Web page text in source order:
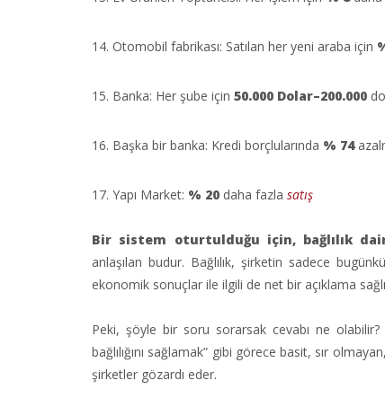
14. Otomobil fabrikası: Satılan her yeni araba için
15. Banka: Her şube için 50.000 Dolar–200.000
16. Başka bir banka: Kredi borçlularında % 74
17. Yapı Market: % 20 daha fazla satış
Bir sistem oturtulduğu için, bağlılık
anlaşılan budur. Bağlılık, şirketin sadece
ekonomik sonuçlar ile ilgili de net bir açıklama
Peki, şöyle bir soru sorarsak cevabı ne
bağlılığını sağlamak” gibi görece basit, sır
şirketler gözardı eder.